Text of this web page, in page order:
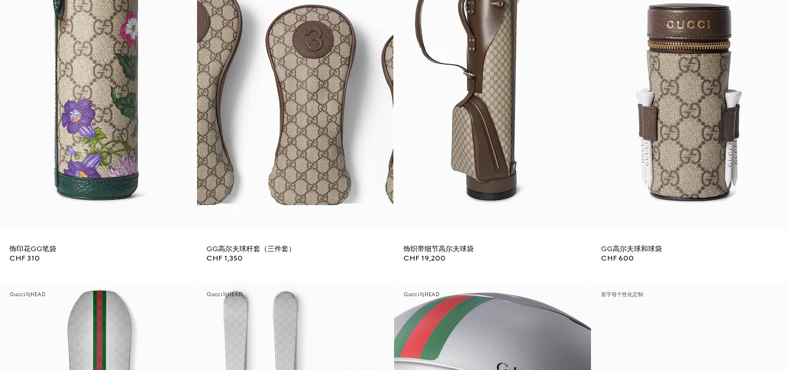
饰印花GG笔袋
CHF 310
GG高尔夫球杆套（三件套）
CHF 1,350
饰织带细节高尔夫球袋
CHF 19,200
GG高尔夫球和球袋
CHF 600
Gucci与HEAD Gucci与HEAD Gucci与HEAD 首字母个性化定制